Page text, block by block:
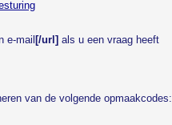
e-mail [/url] als u een vraag heeft
van de volgende opmaakcodes: